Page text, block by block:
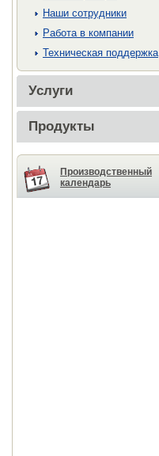
Наши сотрудники
Работа в компании
Техническая поддержка
Услуги
Продукты
Производственный
календарь